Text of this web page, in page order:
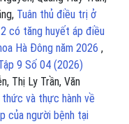
Tuân thủ điều trị ở
có tăng huyết áp điều
Hà Đông năm 2026 ,
9 Số 04 (2026)
Thị Ly Trần, Văn
thức và thực hành về
của người bệnh tại